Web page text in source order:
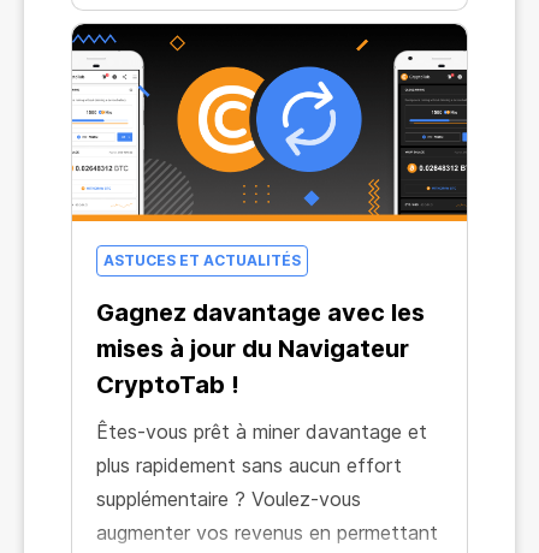
occasion parfaite pour stimuler la
croissance de votre réseau et profiter
d'un revenu stable à long terme.
ASTUCES ET ACTUALITÉS
Gagnez davantage avec les
mises à jour du Navigateur
CryptoTab !
Êtes-vous prêt à miner davantage et
plus rapidement sans aucun effort
supplémentaire ? Voulez-vous
augmenter vos revenus en permettant